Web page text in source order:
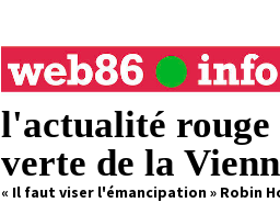
l'actualité rouge
verte de la
« Il faut viser l'émancipation » Robin